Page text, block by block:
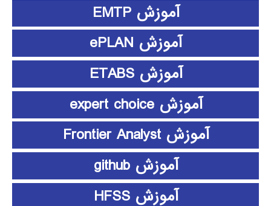
آموزش EMTP
آموزش ePLAN
آموزش ETABS
آموزش expert choice
آموزش Frontier Analyst
آموزش github
آموزش HFSS